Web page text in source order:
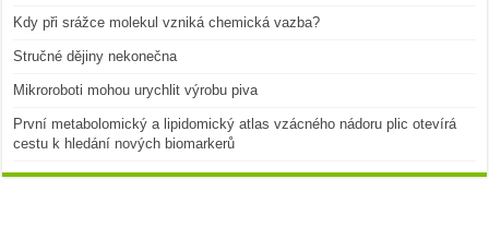
Kdy při srážce molekul vzniká chemická vazba?
Stručné dějiny nekonečna
Mikroroboti mohou urychlit výrobu piva
První metabolomický a lipidomický atlas vzácného nádoru plic otevírá
cestu k hledání nových biomarkerů